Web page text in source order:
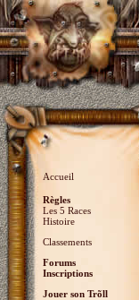
Accueil
Règles
Les 5 Races
Histoire
Classements
Forums
Inscriptions
Jouer son Trõll